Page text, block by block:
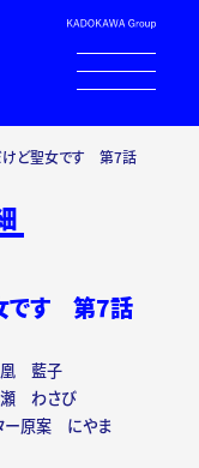
けど聖女です 第7話
です 第7話
藍子
わさび
ー原案 にやま